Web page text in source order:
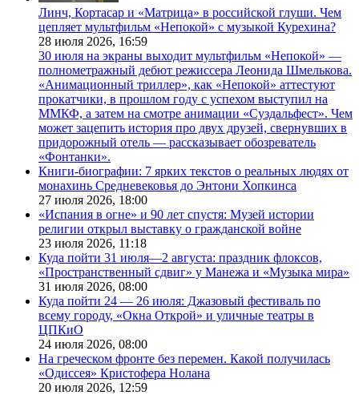
Линч, Кортасар и «Матрица» в российской глуши. Чем
цепляет мультфильм «Непокой» с музыкой Курехина?
28 июля 2026, 16:59
30 июля на экраны выходит мультфильм «Непокой» —
полнометражный дебют режиссера Леонида Шмелькова.
«Анимационный триллер», как «Непокой» аттестуют
прокатчики, в прошлом году с успехом выступил на
ММКФ, а затем на смотре анимации «Суздальфест». Чем
может зацепить история про двух друзей, свернувших в
придорожный отель — рассказывает обозреватель
«Фонтанки».
Книги-биографии: 7 ярких текстов о реальных людях от
монахинь Средневековья до Энтони Хопкинса
27 июля 2026, 18:00
«Испания в огне» и 90 лет спустя: Музей истории
религии открыл выставку о гражданской войне
23 июля 2026, 11:18
Куда пойти 31 июля—2 августа: праздник флоксов,
«Пространственный сдвиг» у Манежа и «Музыка мира»
31 июля 2026, 08:00
Куда пойти 24 — 26 июля: Джазовый фестиваль по
всему городу, «Окна Открой» и уличные театры в
ЦПКиО
24 июля 2026, 08:00
На греческом фронте без перемен. Какой получилась
«Одиссея» Кристофера Нолана
20 июля 2026, 12:59